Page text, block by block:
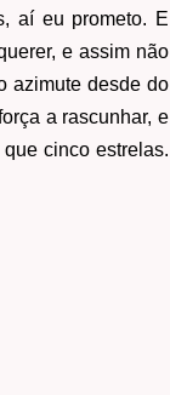
aí eu prometo. E
e assim não
azimute desde do
a rascunhar, e
cinco estrelas.